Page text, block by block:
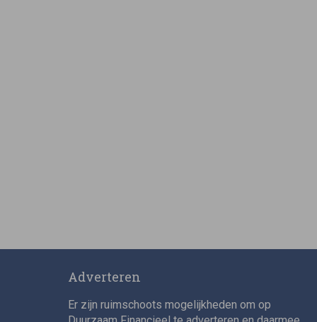
Adverteren
Er zijn ruimschoots mogelijkheden om op